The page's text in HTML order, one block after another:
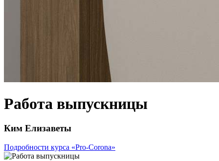
Работа выпускницы
Ким Елизаветы
Подробности курса «Pro-Corona»